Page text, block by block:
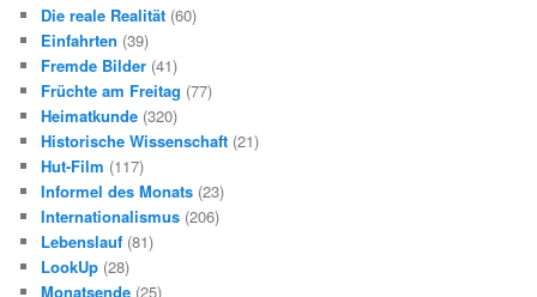
Die reale Realität (60)
Einfahrten (39)
Fremde Bilder (41)
Früchte am Freitag (77)
Heimatkunde (320)
Historische Wissenschaft (21)
Hut-Film (117)
Informel des Monats (23)
Internationalismus (206)
Lebenslauf (81)
LookUp (28)
Monatsende (25)